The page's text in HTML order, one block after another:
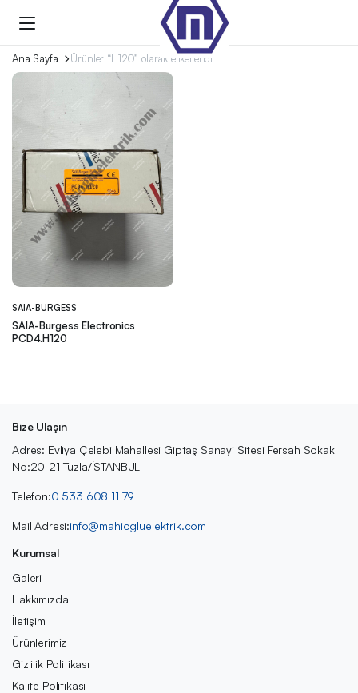
Ana Sayfa Ürünler “H120” olarak etiketlendi
SAIA-BURGESS
SAIA-Burgess Electronics
PCD4.H120
Bize Ulaşın
Adres: Evliya Çelebi Mahallesi Giptaş Sanayi Sitesi Fersah Sokak
No:20-21 Tuzla/İSTANBUL
Telefon:0 533 608 11 79
Mail Adresi:info@mahiogluelektrik.com
Kurumsal
Galeri
Hakkımızda
İletişim
Ürünlerimiz
Gizlilik Politikası
Kalite Politikası